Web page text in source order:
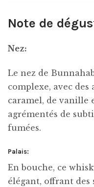
Note de
Nez:
Le nez de
complexe, avec des
caramel, de vanille
agrémentés de
fumées.
Palais:
En bouche, ce
élégant, offrant des